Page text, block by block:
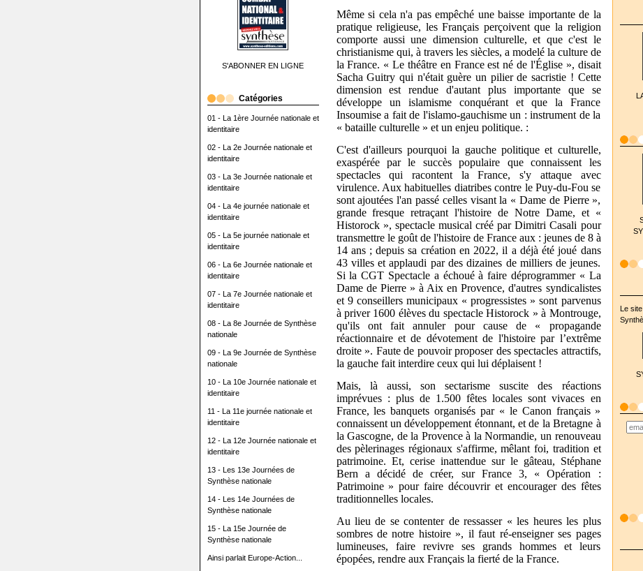
S'ABONNER EN LIGNE
Catégories
01 - La 1ère Journée nationale et
identitaire
02 - La 2e Journée nationale et
identitaire
03 - La 3e Journée nationale et
identitaire
04 - La 4e journée nationale et
identitaire
05 - La 5e journée nationale et
identitaire
06 - La 6e Journée nationale et
identitaire
07 - La 7e Journée nationale et
identitaire
08 - La 8e Journée de Synthèse
nationale
09 - La 9e Journée de Synthèse
nationale
10 - La 10e Journée nationale et
identitaire
11 - La 11e journée nationale et
identitaire
12 - La 12e Journée nationale et
identitaire
13 - Les 13e Journées de
Synthèse nationale
14 - Les 14e Journées de
Synthèse nationale
15 - La 15e Journée de
Synthèse nationale
Ainsi parlait Europe-Action...
Le
Même si cela n'a pas empêché une baisse importante de la
pratique religieuse, les Français perçoivent que la religion
comporte aussi une dimension culturelle, et que c'est le
christianisme qui, à travers les siècles, a modelé la culture de
la France. « Le théâtre en France est né de l'Église », disait
Sacha Guitry qui n'était guère un pilier de sacristie ! Cette
dimension est rendue d'autant plus importante que se
développe un islamisme conquérant et que la France
Insoumise a fait de l'islamo-gauchisme un : instrument de la
« bataille culturelle » et un enjeu politique. :
C'est d'ailleurs pourquoi la gauche politique et culturelle,
exaspérée par le succès populaire que connaissent les
spectacles qui racontent la France, s'y attaque avec
virulence. Aux habituelles diatribes contre le Puy-du-Fou se
sont ajoutées l'an passé celles visant la « Dame de Pierre »,
grande fresque retraçant l'histoire de Notre Dame, et «
Historock », spectacle musical créé par Dimitri Casali pour
transmettre le goût de l'histoire de France aux : jeunes de 8 à
14 ans ; depuis sa création en 2022, il a déjà été joué dans
43 villes et applaudi par des dizaines de milliers de jeunes.
Si la CGT Spectacle a échoué à faire déprogrammer « La
Dame de Pierre » à Aix en Provence, d'autres syndicalistes
et 9 conseillers municipaux « progressistes » sont parvenus
à priver 1600 élèves du spectacle Historock » à Montrouge,
qu'ils ont fait annuler pour cause de « propagande
réactionnaire et de dévotement de l'histoire par l’extrême
droite ». Faute de pouvoir proposer des spectacles attractifs,
la gauche fait interdire ceux qui lui déplaisent !
Mais, là aussi, son sectarisme suscite des réactions
imprévues : plus de 1.500 fêtes locales sont vivaces en
France, les banquets organisés par « le Canon français »
connaissent un développement étonnant, et de la Bretagne à
la Gascogne, de la Provence à la Normandie, un renouveau
des pèlerinages régionaux s'affirme, mêlant foi, tradition et
patrimoine. Et, cerise inattendue sur le gâteau, Stéphane
Bern a décidé de créer, sur France 3, « Opération :
Patrimoine » pour faire découvrir et encourager des fêtes
traditionnelles locales.
Au lieu de se contenter de ressasser « les heures les plus
sombres de notre histoire », il faut ré-enseigner ses pages
lumineuses, faire revivre ses grands hommes et leurs
épopées, rendre aux Français la fierté de la France.